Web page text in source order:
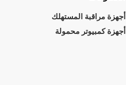
أجهزة مراقبة المستهلك
أجهزة كمبيوتر محمولة